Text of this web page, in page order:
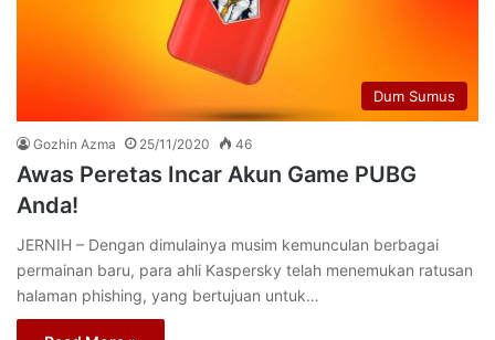
Dum Sumus
Gozhin Azma 25/11/2020 46
Awas Peretas Incar Akun Game PUBG
Anda!
JERNIH – Dengan dimulainya musim kemunculan berbagai
permainan baru, para ahli Kaspersky telah menemukan ratusan
halaman phishing, yang bertujuan untuk…